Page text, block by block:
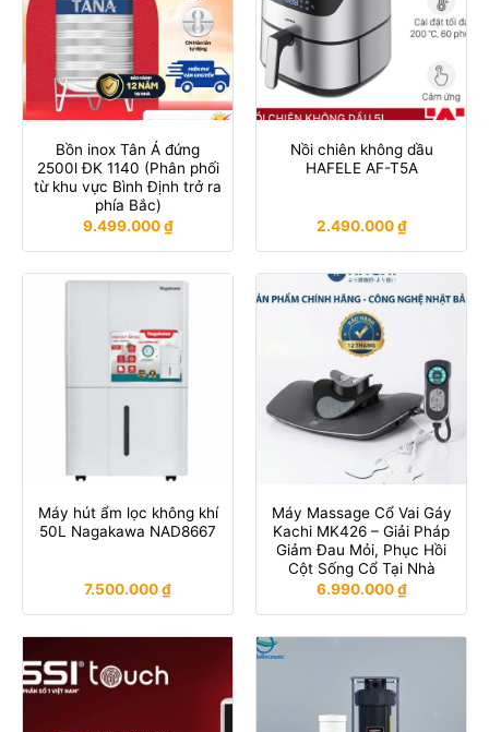
Bồn inox Tân Á đứng
2500l ĐK 1140 (Phân phối
từ khu vực Bình Định trở ra
phía Bắc)
9.499.000₫
Nồi chiên không dầu
HAFELE AF-T5A
2.490.000₫
Máy hút ẩm lọc không khí
50L Nagakawa NAD8667
7.500.000₫
Máy Massage Cổ Vai Gáy
Kachi MK426 – Giải Pháp
Giảm Đau Mỏi, Phục Hồi
Cột Sống Cổ Tại Nhà
6.990.000₫